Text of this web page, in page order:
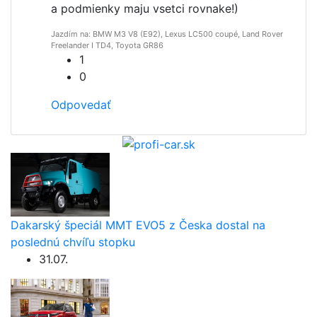
a podmienky maju vsetci rovnake!)
Jazdím na: BMW M3 V8 (E92), Lexus LC500 coupé, Land Rover
Freelander I TD4, Toyota GR86
1
0
Odpovedať
Dakarský špeciál MMT EVO5 z Česka dostal na
poslednú chvíľu stopku
31.07.